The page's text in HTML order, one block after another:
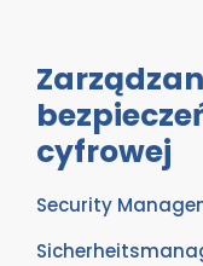
cyfrowej
Security